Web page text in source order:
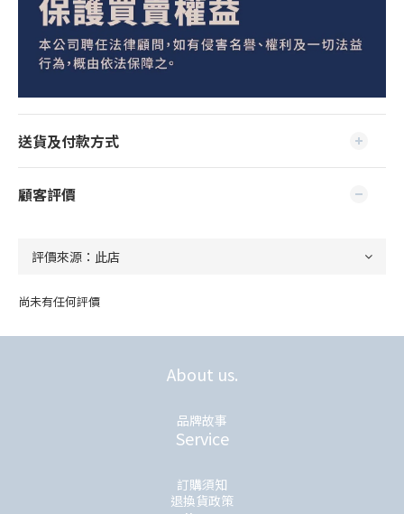
送貨及付款方式
顧客評價
尚未有任何評價
About us.
品牌故事
Service
訂購須知
退換貨政策